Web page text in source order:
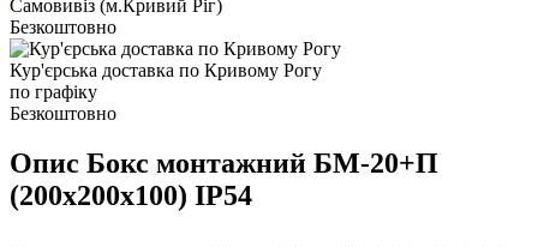
Самовивіз (м.Кривий Ріг)
Безкоштовно
Кур'єрська доставка по Кривому Рогу
по графіку
Безкоштовно
Опис Бокс монтажний БМ-20+П
(200х200х100) IP54